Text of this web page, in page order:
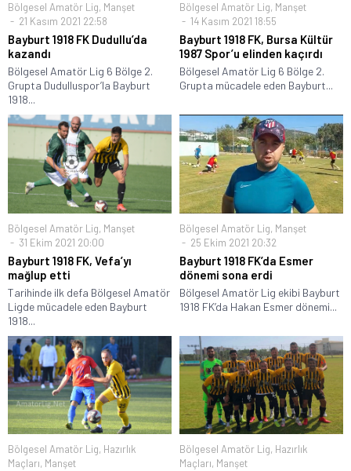
Bölgesel Amatör Lig, Manşet
21 Kasım 2021 22:58
Bayburt 1918 FK Dudullu’da
kazandı
Bölgesel Amatör Lig 6 Bölge 2.
Grupta Dudulluspor’la Bayburt
1918...
Bölgesel Amatör Lig, Manşet
14 Kasım 2021 18:55
Bayburt 1918 FK, Bursa Kültür
1987 Spor’u elinden kaçırdı
Bölgesel Amatör Lig 6 Bölge 2.
Grupta mücadele eden Bayburt...
Bölgesel Amatör Lig, Manşet
31 Ekim 2021 20:00
Bayburt 1918 FK, Vefa’yı
mağlup etti
Tarihinde ilk defa Bölgesel Amatör
Ligde mücadele eden Bayburt
1918...
Bölgesel Amatör Lig, Manşet
25 Ekim 2021 20:32
Bayburt 1918 FK’da Esmer
dönemi sona erdi
Bölgesel Amatör Lig ekibi Bayburt
1918 FK’da Hakan Esmer dönemi...
Bölgesel Amatör Lig, Hazırlık
Maçları, Manşet
Bölgesel Amatör Lig, Hazırlık
Maçları, Manşet